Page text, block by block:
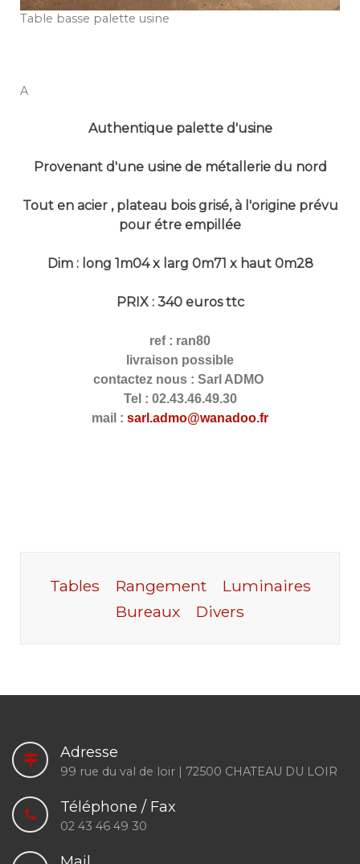
Table basse palette usine
A
Authentique palette d'usine
Provenant d'une usine de métallerie du nord
Tout en acier , plateau bois grisé, à l'origine prévu
pour étre empillée
Dim : long 1m04 x larg 0m71 x haut 0m28
PRIX : 340 euros ttc
ref : ran80
livraison possible
contactez nous : Sarl ADMO
Tel : 02.43.46.49.30
mail : sarl.admo@wanadoo.fr
Tables Rangement
Luminaires
Bureaux
Divers
Adresse
99 rue du val de loir | 72500 CHATEAU DU LOIR
Téléphone / Fax
02 43 46 49 30